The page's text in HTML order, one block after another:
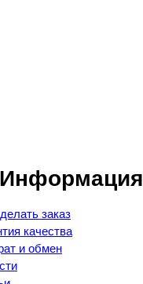
Информация
заказ
качества
и обмен